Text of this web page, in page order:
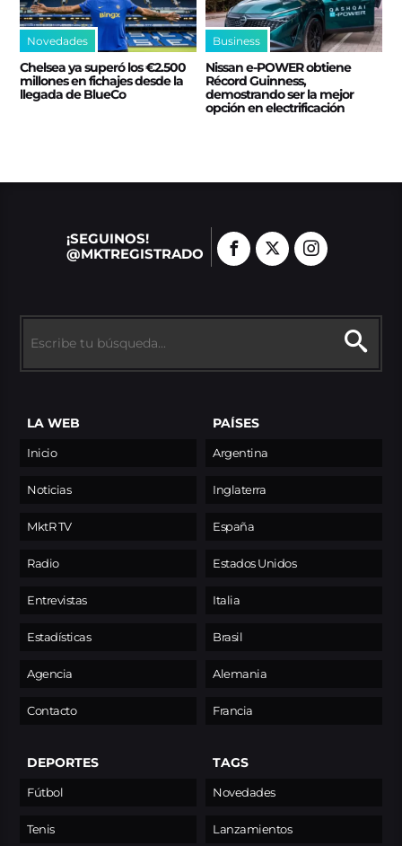
Novedades
Chelsea ya superó los €2.500
millones en fichajes desde la
llegada de BlueCo
Business
Nissan e‑POWER obtiene
Récord Guinness,
demostrando ser la mejor
opción en electrificación
¡SEGUINOS!
@MKTREGISTRADO
LA WEB
Inicio
Noticias
MktR TV
Radio
Entrevistas
Estadísticas
Agencia
Contacto
PAÍSES
Argentina
Inglaterra
España
Estados Unidos
Italia
Brasil
Alemania
Francia
DEPORTES
Fútbol
Tenis
TAGS
Novedades
Lanzamientos